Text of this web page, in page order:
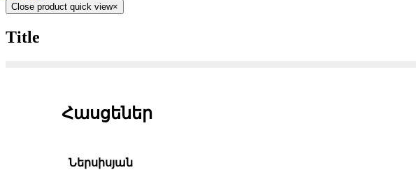
Close product quick view×
Title
Հասցեներ
Ներսիսյան